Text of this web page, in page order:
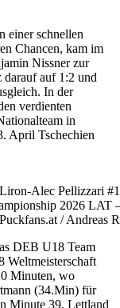
einer schnellen
Chancen, kam im
Nissner zur
auf 1:2 und
In der
verdienten
in
April Tschechien
Alec Pellizzari
2026 LAT
/ Andreas
DEB U18 Team
Weltmeisterschaft
Minuten, wo
(34.Min) für
Minute 39. Lettland